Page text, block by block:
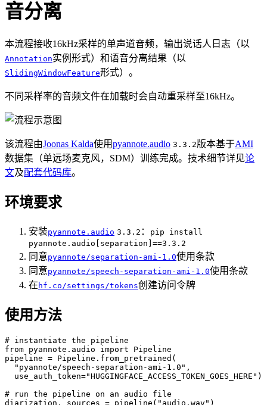
音分离
本流程接收16kHz采样的单声道音频，输出说话人日志（以
Annotation实例形式）和语音分离结果（以
SlidingWindowFeature形式）。
不同采样率的音频文件在加载时会自动重采样至16kHz。
该流程由Joonas Kalda使用pyannote.audio 3.3.2版本基于AMI
数据集（单远场麦克风，SDM）训练完成。技术细节详见论
文及配套代码库。
环境要求
安装pyannote.audio 3.3.2 ：
pip install
pyannote.audio[separation]==3.3.2
同意pyannote/separation-ami-1.0使用条款
同意pyannote/speech-separation-ami-1.0使用条款
在 hf.co/settings/tokens创建访问令牌
使用方法
# instantiate the pipeline
from pyannote.audio import Pipeline
pipeline = Pipeline.from_pretrained(
  "pyannote/speech-separation-ami-1.0",
  use_auth_token="HUGGINGFACE_ACCESS_TOKEN_GOES_HERE")
# run the pipeline on an audio file
diarization, sources = pipeline("audio.wav")